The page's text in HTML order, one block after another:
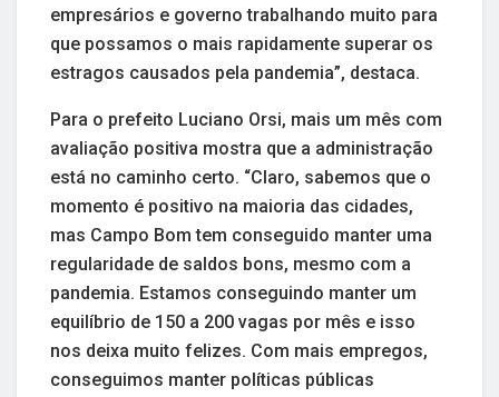
empresários e governo trabalhando muito para
que possamos o mais rapidamente superar os
estragos causados pela pandemia”, destaca.
Para o prefeito Luciano Orsi, mais um mês com
avaliação positiva mostra que a administração
está no caminho certo. “Claro, sabemos que o
momento é positivo na maioria das cidades,
mas Campo Bom tem conseguido manter uma
regularidade de saldos bons, mesmo com a
pandemia. Estamos conseguindo manter um
equilíbrio de 150 a 200 vagas por mês e isso
nos deixa muito felizes. Com mais empregos,
conseguimos manter políticas públicas